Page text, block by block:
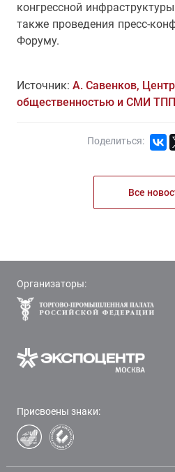
конгрессной
также проведения пресс-
Форуму.
Источник: А. Савенков,
общественностью и СМИ
Поделиться:
Все
Организаторы:
Присвоены знаки: